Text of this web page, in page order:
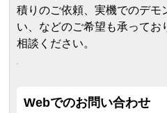
積りのご依頼、実機でのデモ
い、などのご希望も承ってお
相談ください。
Webでのお問い合わせ